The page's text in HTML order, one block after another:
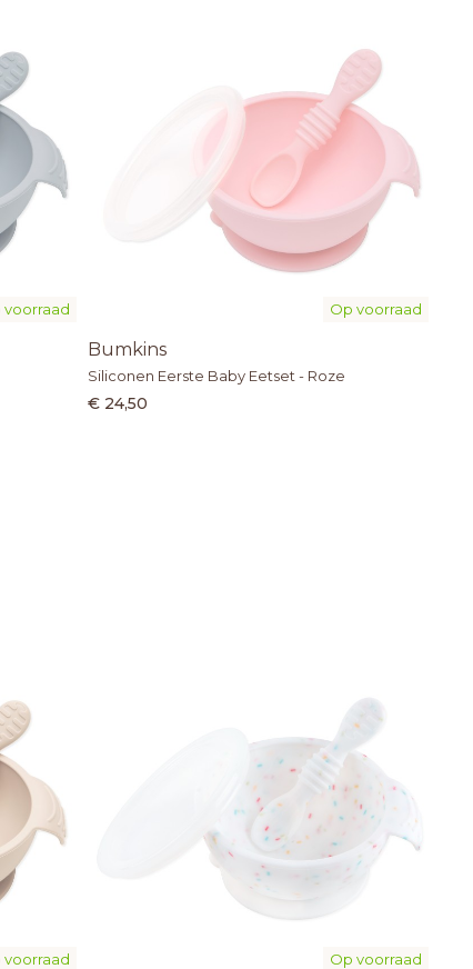
voorraad Op voorraad
Bumkins
Siliconen Eerste Baby Eetset - Roze
€ 24,50
voorraad Op voorraad